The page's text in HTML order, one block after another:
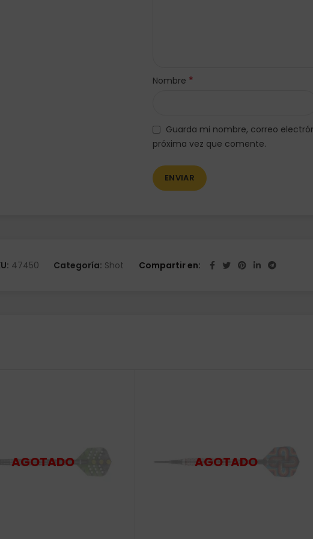
Nombre *
Guarda mi nombre, correo
próxima vez que comente.
47450 Categoría: Shot Compartir en